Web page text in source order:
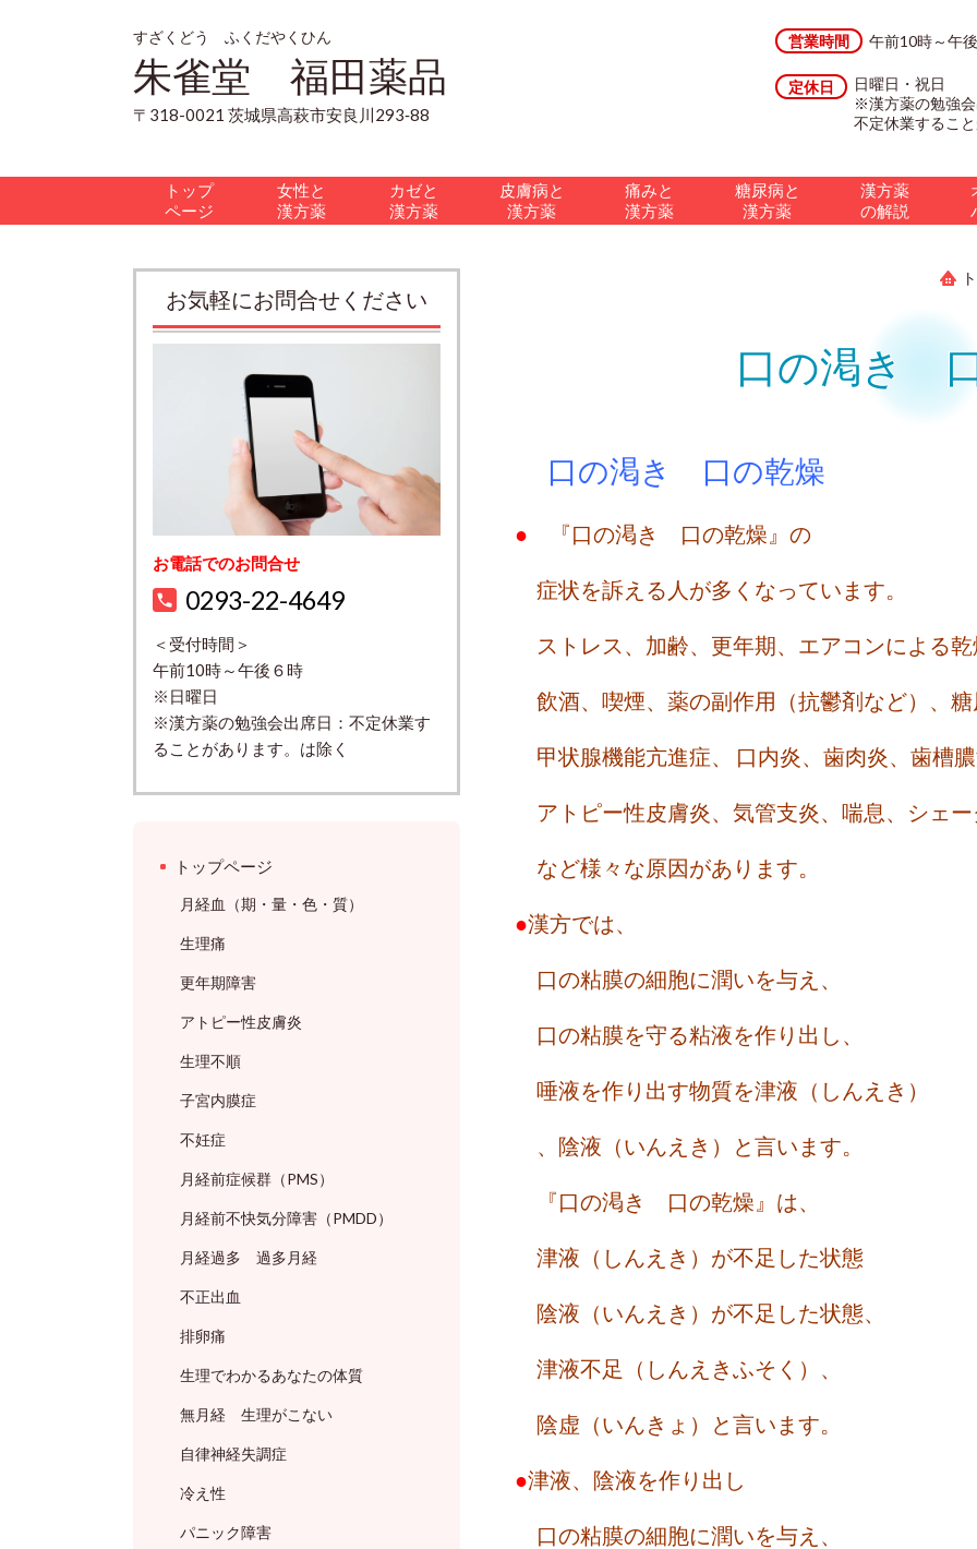
すざくどう ふくだやくひん
朱雀堂 福田薬品
〒318-0021 茨城県高萩市安良川293‐88
営業時間 午前10時～午
定休日
日曜日・祝日
※漢方薬の勉強会
不定休業すること
トップ
ページ
女性と
漢方薬
カゼと
漢方薬
皮膚病と
漢方薬
痛みと
漢方薬
糖尿病と
漢方薬
漢方薬
の解説
口の渇き
口の渇き 口の乾燥
● 『口の渇き 口の乾燥』の
症状を訴える人が多くなっています。
ストレス、加齢、更年期、エアコンによる乾
飲酒、喫煙、薬の副作用（抗鬱剤など）、糖
甲状腺機能亢進症、 口内炎、歯肉炎、歯槽膿
アトピー性皮膚炎、気管支炎、喘息、シェ
など様々な原因があります。
●漢方では、
口の粘膜の細胞に潤いを与え、
口の粘膜を守る粘液を作り出し、
唾液を作り出す物質を津液（しんえき）
、陰液（いんえき）と言います。
『口の渇き 口の乾燥』は、
津液（しんえき）が不足した状態
陰液（いんえき）が不足した状態、
津液不足（しんえきふそく）、
陰虚（いんきょ）と言います。
●津液、陰液を作り出し
口の粘膜の細胞に潤いを与え、
お気軽にお問合せください
お電話でのお問合せ
0293-22-4649
＜受付時間＞
午前10時～午後６時
※日曜日
※漢方薬の勉強会出席日：不定休業す
ることがあります。は除く
トップページ
月経血（期・量・色・質）
生理痛
更年期障害
アトピー性皮膚炎
生理不順
子宮内膜症
不妊症
月経前症候群（PMS）
月経前不快気分障害（PMDD）
月経過多 過多月経
不正出血
排卵痛
生理でわかるあなたの体質
無月経 生理がこない
自律神経失調症
冷え性
パニック障害